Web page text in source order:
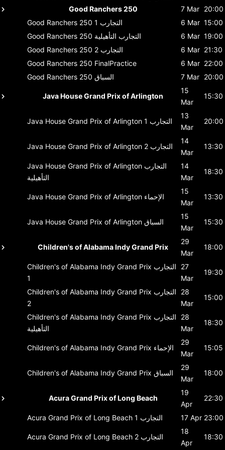
Good Ranchers 250
7 Mar 20:00
Good Ranchers 250
التجارب 1 6 Mar 15:00
Good Ranchers 250 التجارب التأهيلية 6 Mar 19:00
Good Ranchers 250
التجارب 2 6 Mar 21:30
Good Ranchers 250 FinalPractice 6 Mar 22:00
Good Ranchers 250 السباق 7 Mar 20:00
Java House Grand Prix of Arlington
15
Mar
15:30
Java House Grand Prix of Arlington التجارب 1
13
Mar
20:00
Java House Grand Prix of Arlington التجارب 2
14
Mar
13:30
Java House Grand Prix of Arlington التجارب
التأهيلية
14
Mar
18:30
Java House Grand Prix of Arlington الإحماء
15
Mar
13:30
Java House Grand Prix of Arlington السباق
15
Mar
15:30
Children's of Alabama Indy Grand Prix
29
Mar
18:00
Children's of Alabama Indy Grand Prix التجارب
1
27
Mar
19:30
Children's of Alabama Indy Grand Prix التجارب
2
28
Mar
15:00
Children's of Alabama Indy Grand Prix التجارب
التأهيلية
28
Mar
18:30
Children's of Alabama Indy Grand Prix الإحماء
29
Mar
15:05
Children's of Alabama Indy Grand Prix السباق
29
Mar
18:00
Acura Grand Prix of Long Beach
19
Apr
22:30
Acura Grand Prix of Long Beach التجارب 1 17 Apr 23:00
Acura Grand Prix of Long Beach التجارب 2
18
Apr
18:30